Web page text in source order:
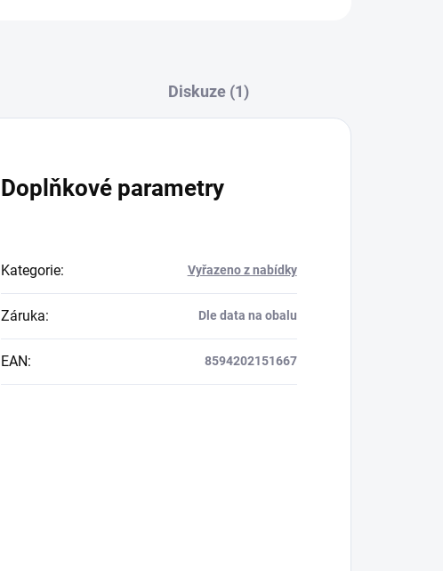
Diskuze (1)
Doplňkové parametry
Kategorie: Vyřazeno z nabídky
Záruka: Dle data na obalu
EAN: 8594202151667